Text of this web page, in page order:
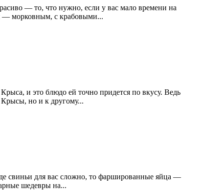
— то, что нужно, если у вас мало времени на
— морковным, с крабовыми...
и это блюдо ей точно придется по вкусу. Ведь
Крысы, но и к другому...
свиньи для вас сложно, то фаршированные яйца —
шедевры на...